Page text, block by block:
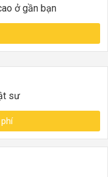
ở gần bạn
sư